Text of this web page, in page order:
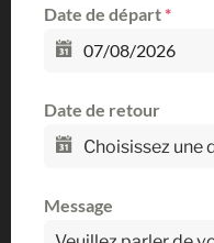
Date de départ*
Date de retour
Message